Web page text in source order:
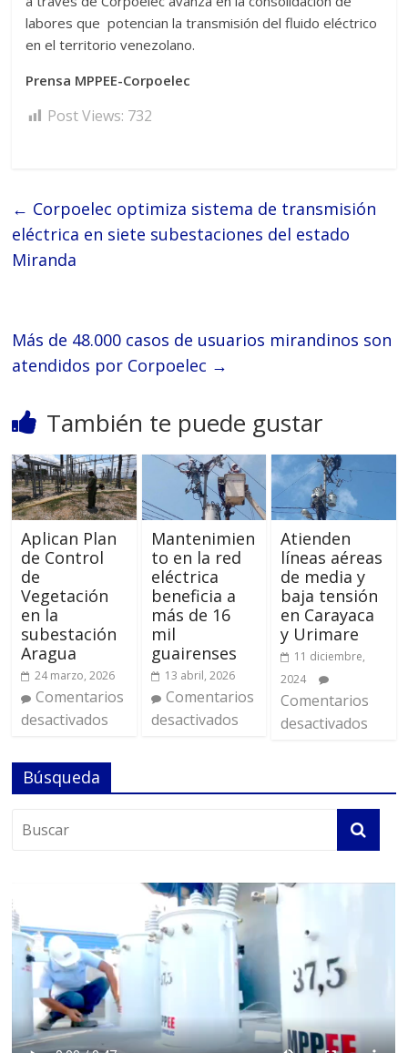
labores que potencian la transmisión del fluido eléctrico
en el territorio venezolano.
Prensa MPPEE-Corpoelec
Post Views: 732
← Corpoelec optimiza sistema de transmisión
eléctrica en siete subestaciones del estado
Miranda
Más de 48.000 casos de usuarios mirandinos son
atendidos por Corpoelec →
También te puede gustar
Aplican Plan
de Control
de
Vegetación
en la
subestación
Aragua
24 marzo, 2026
Comentarios
desactivados
Mantenimien
to en la red
eléctrica
beneficia a
más de 16
mil
guairenses
13 abril, 2026
Comentarios
desactivados
Atienden
líneas aéreas
de media y
baja tensión
en Carayaca
y Urimare
11 diciembre,
2024
Comentarios
desactivados
Búsqueda